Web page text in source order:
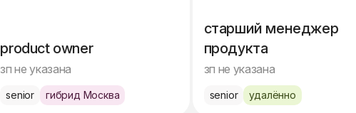
product owner
зп не указана
senior гибрид Москва
старший менеджер
продукта
зп не указана
senior удалённо